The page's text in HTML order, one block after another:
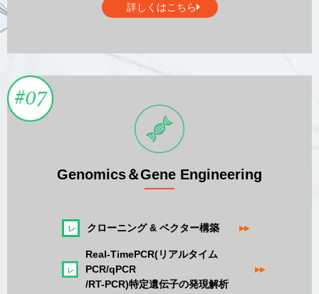
詳しくはこちら
Genomics＆Gene Engineering
クローニング & ベクター構築▸▸
Real-TimePCR(リアルタイム
PCR/qPCR
/RT-PCR)特定遺伝子の発現解析
▸▸